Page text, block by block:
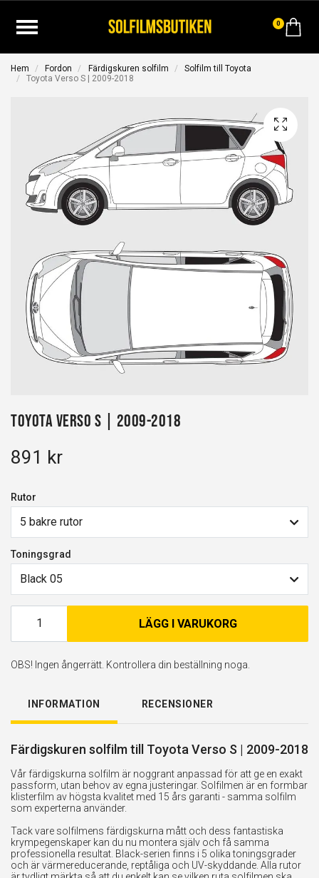
0
Hem Fordon Färdigskuren solfilm
Solfilm till Toyota
Toyota Verso S | 2009-2018
Toyota Verso S | 2009-2018
891 kr
Rutor
5 bakre rutor
Toningsgrad
Black 05
LÄGG I VARUKORG
OBS! Ingen ångerrätt. Kontrollera din beställning noga.
INFORMATION RECENSIONER
Färdigskuren solfilm till Toyota Verso S | 2009-2018
Vår färdigskurna solfilm är noggrant anpassad för att ge en exakt
passform, utan behov av egna justeringar. Solfilmen är en formbar
klisterfilm av högsta kvalitet med 15 års garanti - samma solfilm
som experterna använder.
Tack vare solfilmens färdigskurna mått och dess fantastiska
krympegenskaper kan du nu montera själv och få samma
professionella resultat. Black-serien finns i 5 olika toningsgrader
och är värmereducerande, reptåliga och UV-skyddande. Alla rutor